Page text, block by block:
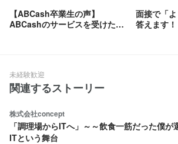
【ABCash卒業生の声】
ABCashのサービスを受けた卒
面接で「
答えます
未経験歓迎
関連するストーリー
株式会社concept
「調理場からITへ」～～飲食一筋だった僕が
ITという舞台